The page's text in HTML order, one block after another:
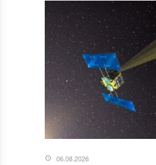
06.08.2026